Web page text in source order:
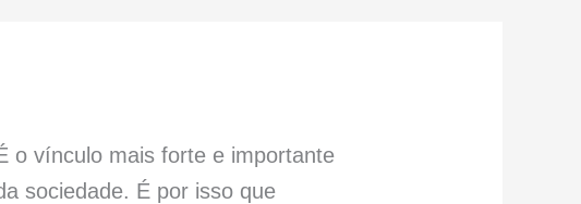
o vínculo mais forte e importante
sociedade. É por isso que